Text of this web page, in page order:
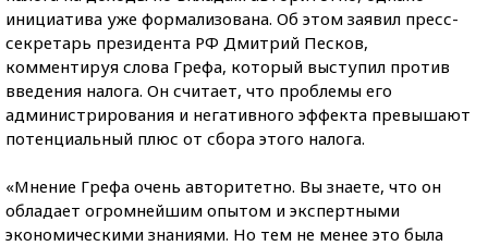
инициатива уже формализована. Об этом заявил пресс-
секретарь президента РФ Дмитрий Песков,
комментируя слова Грефа, который выступил против
введения налога. Он считает, что проблемы его
администрирования и негативного эффекта превышают
потенциальный плюс от сбора этого налога.
«Мнение Грефа очень авторитетно. Вы знаете, что он
обладает огромнейшим опытом и экспертными
экономическими знаниями. Но тем не менее это была